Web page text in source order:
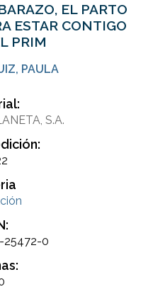
EL PARTO
ESTAR CONTIGO
PRIM
PAULA
S.A.
0